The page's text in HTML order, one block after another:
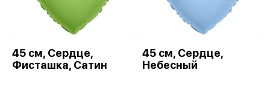
45 см, Сердце,
Фисташка, Сатин
45 см, Сердце,
Небесный